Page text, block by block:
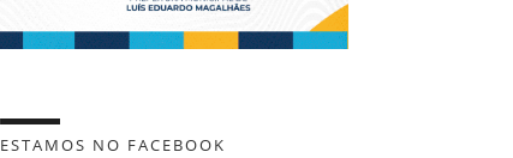
ESTAMOS NO FACEBOOK